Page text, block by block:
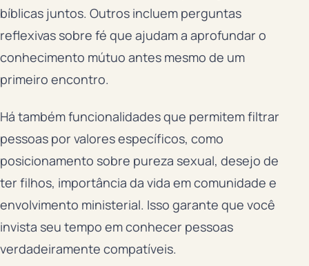
bíblicas juntos. Outros incluem perguntas
reflexivas sobre fé que ajudam a aprofundar o
conhecimento mútuo antes mesmo de um
primeiro encontro.
Há também funcionalidades que permitem filtrar
pessoas por valores específicos, como
posicionamento sobre pureza sexual, desejo de
ter filhos, importância da vida em comunidade e
envolvimento ministerial. Isso garante que você
invista seu tempo em conhecer pessoas
verdadeiramente compatíveis.